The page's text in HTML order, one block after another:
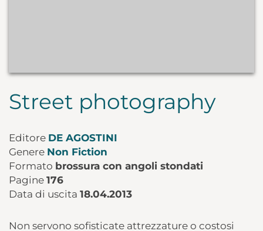
Street photography
Editore DE AGOSTINI
Genere Non Fiction
Formato brossura con angoli stondati
Pagine 176
Data di uscita 18.04.2013
Non servono sofisticate attrezzature o costosi